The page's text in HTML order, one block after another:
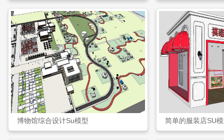
博物馆综合设计Su模型 简单的服装店SU